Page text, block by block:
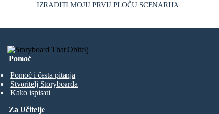
IZRADITI MOJU PRVU PLOČU SCENARIJA
Pomoć
Pomoć i česta pitanja
Stvoritelj Storyboarda
Kako ispisati
Za Učitelje